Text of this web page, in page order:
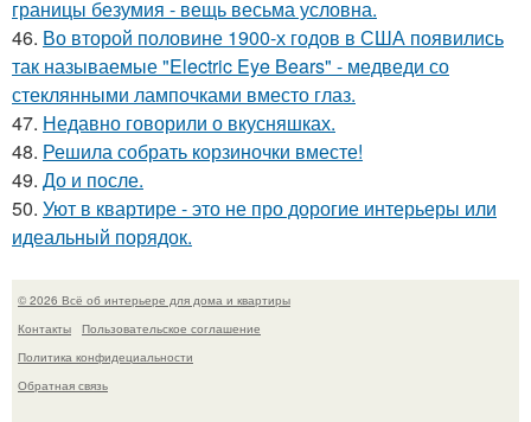
границы безумия - вещь весьма условна.
46. Во второй половине 1900-х годов в США появились
так называемые "Electric Eye Bears" - медведи со
стеклянными лампочками вместо глаз.
47. Недавно говорили о вкусняшках.
48. Решила собрать корзиночки вместе!
49. До и после.
50. Уют в квартире - это не про дорогие интерьеры или
идеальный порядок.
© 2026 Всё об интерьере для дома и квартиры
Контакты
Пользовательское соглашение
Политика конфидециальности
Обратная связь